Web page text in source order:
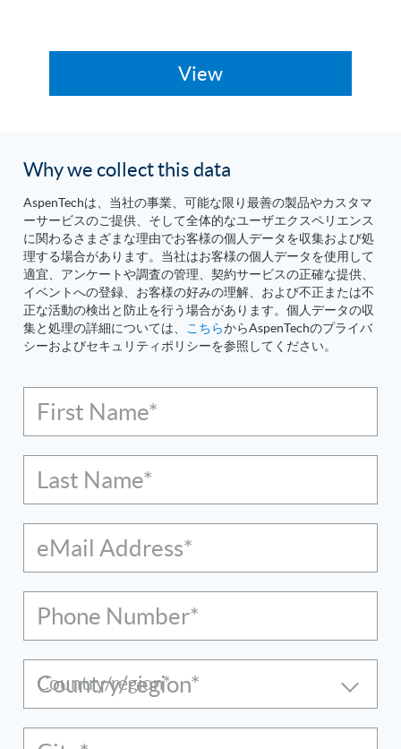
Why we collect this data
AspenTechは、当社の事業、可能な限り最善の製品やカスタマ
ーサービスのご提供、そして全体的なユーザエクスペリエンス
に関わるさまざまな理由でお客様の個人データを収集および処
理する場合があります。当社はお客様の個人データを使用して
適宜、アンケートや調査の管理、契約サービスの正確な提供、
イベントへの登録、お客様の好みの理解、および不正または不
正な活動の検出と防止を行う場合があります。個人データの収
集と処理の詳細については、
こちらからAspenTechのプライバ
シーおよびセキュリティポリシーを参照してください。
First Name*
Last Name*
eMail Address*
Phone Number*
Country/region*